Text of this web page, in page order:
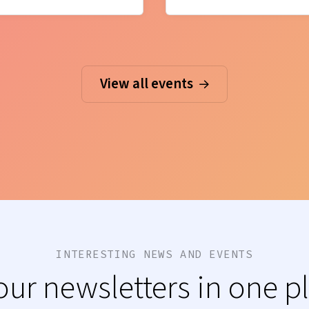
View all events
INTERESTING NEWS AND EVENTS
newsletters in one